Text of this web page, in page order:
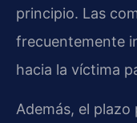
principio. Las
frecuentemente
hacia la víctima
Además, el